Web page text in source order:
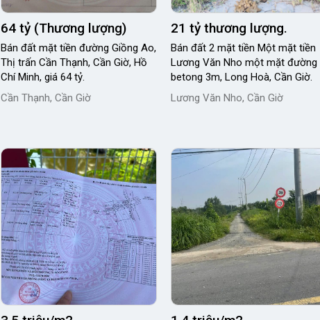
64 tỷ (Thương lượng)
Bán đất mặt tiền đường Giồng Ao,
Thị trấn Cần Thạnh, Cần Giờ, Hồ
Chí Minh, giá 64 tỷ.
Cần Thạnh, Cần Giờ
21 tỷ thương lượng.
Bán đất 2 mặt tiền Một mặt tiền
Lương Văn Nho một mặt đường
betong 3m, Long Hoà, Cần Giờ.
Lương Văn Nho, Cần Giờ